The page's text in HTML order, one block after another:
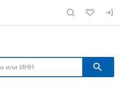
сайту fishretail.ru